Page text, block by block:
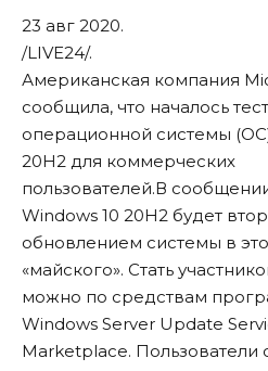
23 авг 2020.
/LIVE24/.
Американская компания
сообщила, что началось
операционной системы
20H2 для коммерческих
пользователей.В
Windows 10 20H2 будет
обновлением системы в
«майского». Стать
можно по средствам
Windows Server Update
Marketplace. Пользователи